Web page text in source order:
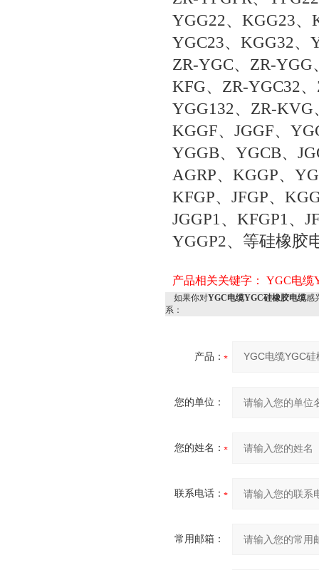
YGG22、KGG23、
YGC23、KGG32、
ZR-YGC、ZR-
KFG、ZR-YGC32
YGG132、ZR-KVG
KGGF、JGGF、
YGGB、YGCB、
AGRP、KGGP、
KFGP、JFGP、
JGGP1、KFGP1、
YGGP2、等硅橡胶
产品相关关键字： YGC电缆
如果你对YGC电缆YGC硅橡胶电缆感
系：
产品：
您的单位：
您的姓名：
联系电话：
常用邮箱：